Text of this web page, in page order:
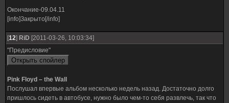
Окончание-09.04.11
[info]Закрыто[/info]
[12] RiD [2011-03-26, 10:03:34]
"Предисловие"
Pink Floyd – the Wall
Послушал впервые альбом несколько недель назад. Достаточно долго
пришлось сидеть в автобусе, нужно было чем-то себя развлечь, так что